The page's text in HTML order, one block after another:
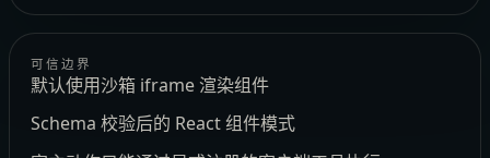
可信边界
默认使用沙箱 iframe 渲染组件
Schema 校验后的 React 组件模式